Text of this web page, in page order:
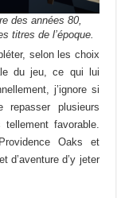
des années 80,
titres de l’époque.
selon les choix
du jeu, ce qui lui
j’ignore si
repasser plusieurs
favorable.
Oaks et
d’aventure d’y jeter